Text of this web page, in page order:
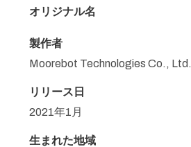
オリジナル名
製作者
Moorebot Technologies Co., Ltd.
リリース日
2021年1月
生まれた地域